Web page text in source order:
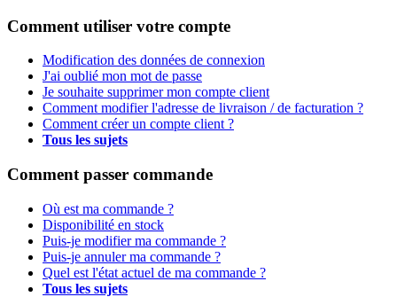
Comment utiliser votre compte
Modification des données de connexion
J'ai oublié mon mot de passe
Je souhaite supprimer mon compte client
Comment modifier l'adresse de livraison / de facturation ?
Comment créer un compte client ?
Tous les sujets
Comment passer commande
Où est ma commande ?
Disponibilité en stock
Puis-je modifier ma commande ?
Puis-je annuler ma commande ?
Quel est l'état actuel de ma commande ?
Tous les sujets